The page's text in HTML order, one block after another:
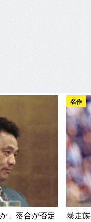
」落合が否定
名作
暴走